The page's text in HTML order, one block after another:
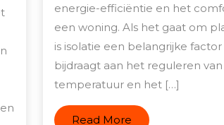
energie-efficiëntie en het
een woning. Als het gaat om
is isolatie een belangrijke factor
bijdraagt aan het reguleren
temperatuur en het […]
Read More Read